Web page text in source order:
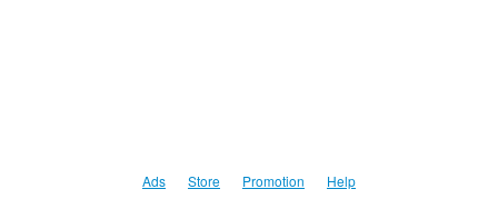
Ads Store Promotion Help